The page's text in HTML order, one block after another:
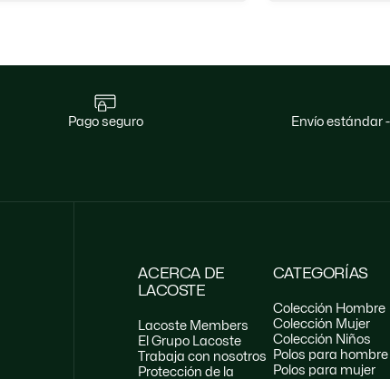
pago seguro envío
CATEGORÍAS
Colección Hombre
Colección Mujer
Colección Niños
Polos para hombre
Polos para mujer
ACERCA DE
LACOSTE
Protección de la
Trabaja con nosotros
El Grupo Lacoste
Lacoste Members